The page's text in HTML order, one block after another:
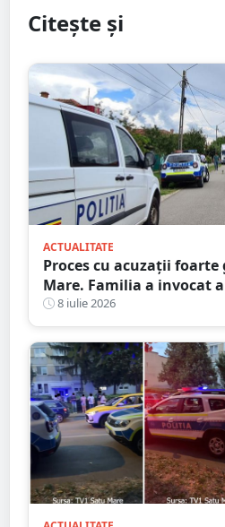
Citește și
ACTUALITATE
Proces cu acuzații foarte
Mare. Familia a invocat
moartea, dar a pierdut în
8 iulie 2026